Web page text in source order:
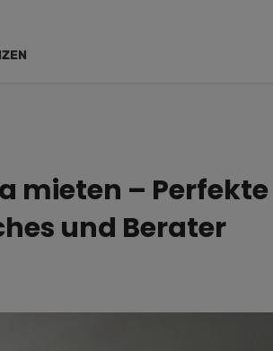
mieten – Perfekte
und Berater